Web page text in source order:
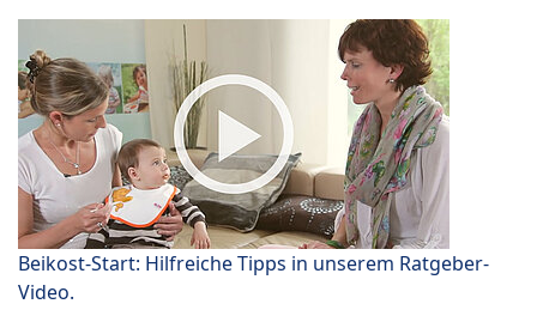
Beikost-Start: Hilfreiche Tipps in unserem Ratgeber-
Video.